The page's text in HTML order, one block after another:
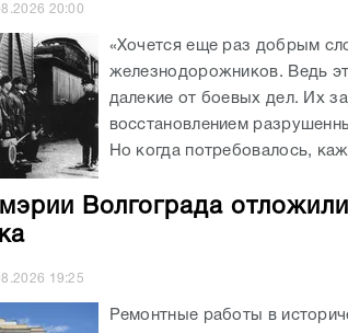
20:00
«Хочется еще раз добрым
железнодорожников. Ведь
далекие от боевых дел. Их
восстановлением
Но когда потребовалось,
Волгограда
19:25
Ремонтные работы в